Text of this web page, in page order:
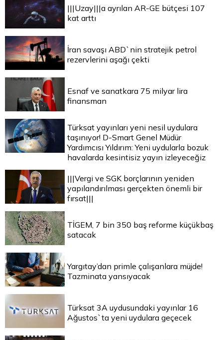
|||Uzay|||a ayrılan AR-GE bütçesi 107
kat arttı
İran savaşı ABD`nin stratejik petrol
rezervlerini aşağı çekti
Esnaf ve sanatkara 75 milyar lira
finansman
Türksat yayınları yeni nesil uydulara
taşınıyor! D-Smart Genel Müdür
Yardımcısı Yıldırım: Yeni uydularla bozuk
havalarda kesintisiz yayın izleyeceğiz
|||Vergi ve SGK borçlarının yeniden
yapılandırılması gerçekten önemli bir
fırsat|||
TİGEM, 7 bin 350 baş reforme küçükbaş
satacak
Yargıtay’dan primle çalışanlara müjde!
Tazminata yansıyacak
Türksat 3A uydusundaki yayınlar 16
Ağustos`ta yeni uydulara geçecek